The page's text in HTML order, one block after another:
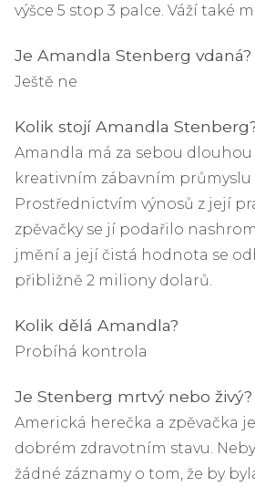
výšce 5 stop 3 palce. Váží také
Je Amandla Stenberg vdaná?
Ještě ne
Kolik stojí Amandla
Amandla má za sebou
kreativním zábavním
Prostřednictvím výnosů z její
zpěvačky se jí podařilo
jmění a její čistá hodnota se
přibližně 2 miliony dolarů.
Kolik dělá Amandla?
Probíhá kontrola
Je Stenberg mrtvý nebo živý?
Americká herečka a zpěvačka
dobrém zdravotním stavu.
žádné záznamy o tom, že by